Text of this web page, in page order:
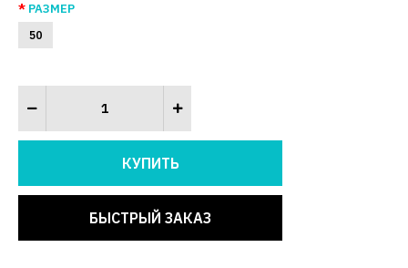
РАЗМЕР
50
БЫСТРЫЙ ЗАКАЗ